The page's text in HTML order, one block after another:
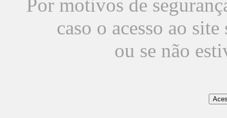
Por motivos de
caso o acesso ao
ou se não